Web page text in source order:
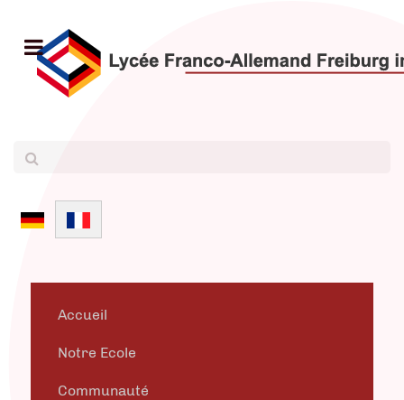
Sélectionnez votre langue
Accueil
Notre Ecole
Communauté